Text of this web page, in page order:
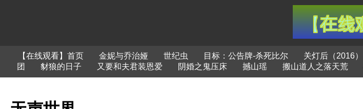
【在线观看】首页 金妮与乔治娅 世纪虫 目标：公告牌-杀死比尔 关灯后（2016）
团
豺狼的日子 又要和夫君装恩爱 阴婚之鬼压床 撼山瑶 搬山道人之落天荒